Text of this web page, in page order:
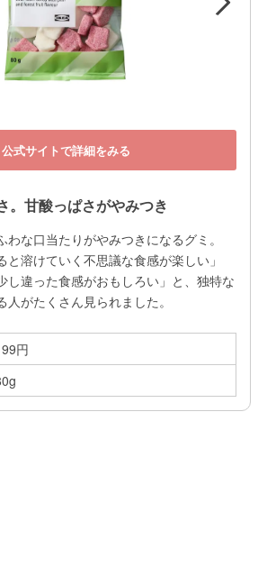
公式サイトで詳細をみる
。甘酸っぱさがやみつき
な口当たりがやみつきになるグミ。
と溶けていく不思議な食感が楽しい」
し違った食感がおもしろい」と、独特な
がたくさん見られました。
円